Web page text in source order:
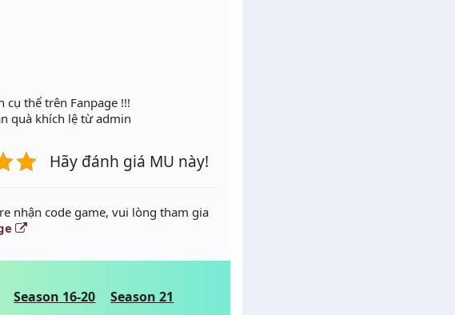
cụ thể trên Fanpage !!!
quà khích lệ từ admin
Hãy đánh giá MU này!
nhận code game, vui lòng tham gia
Season 16-20 Season 21